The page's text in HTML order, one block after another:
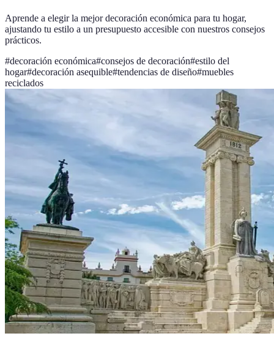
Aprende a elegir la mejor decoración económica para tu hogar,
ajustando tu estilo a un presupuesto accesible con nuestros consejos
prácticos.
#decoración económica#consejos de decoración#estilo del
hogar#decoración asequible#tendencias de diseño#muebles
reciclados